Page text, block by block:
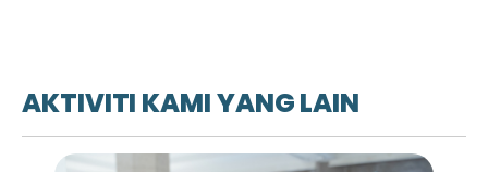
AKTIVITI KAMI YANG LAIN